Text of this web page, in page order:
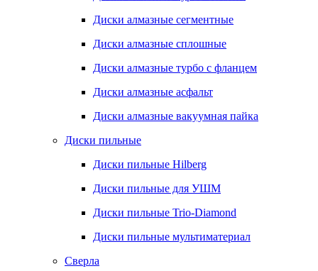
Диски алмазные сегментные
Диски алмазные сплошные
Диски алмазные турбо с фланцем
Диски алмазные асфальт
Диски алмазные вакуумная пайка
Диски пильные
Диски пильные Hilberg
Диски пильные для УШМ
Диски пильные Trio-Diamond
Диски пильные мультиматериал
Сверла